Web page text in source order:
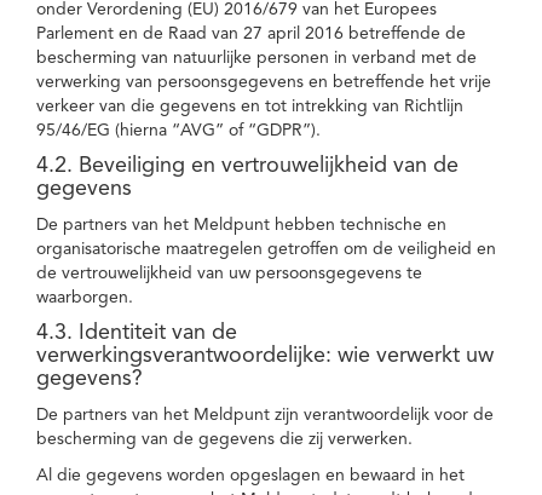
onder Verordening (EU) 2016/679 van het Europees
Parlement en de Raad van 27 april 2016 betreffende de
bescherming van natuurlijke personen in verband met de
verwerking van persoonsgegevens en betreffende het vrije
verkeer van die gegevens en tot intrekking van Richtlijn
95/46/EG (hierna “AVG” of “GDPR”).
4.2. Beveiliging en vertrouwelijkheid van de
gegevens
De partners van het Meldpunt hebben technische en
organisatorische maatregelen getroffen om de veiligheid en
de vertrouwelijkheid van uw persoonsgegevens te
waarborgen.
4.3. Identiteit van de
verwerkingsverantwoordelijke: wie verwerkt uw
gegevens?
De partners van het Meldpunt zijn verantwoordelijk voor de
bescherming van de gegevens die zij verwerken.
Al die gegevens worden opgeslagen en bewaard in het